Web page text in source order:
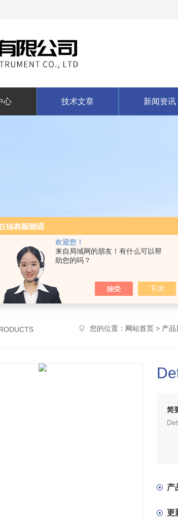
欢迎您！
来自局域网的朋友！有什么可以帮
助您的吗？
心 技术文章 新闻资讯
您的位置： 网站首页 > 产品
简
产
更